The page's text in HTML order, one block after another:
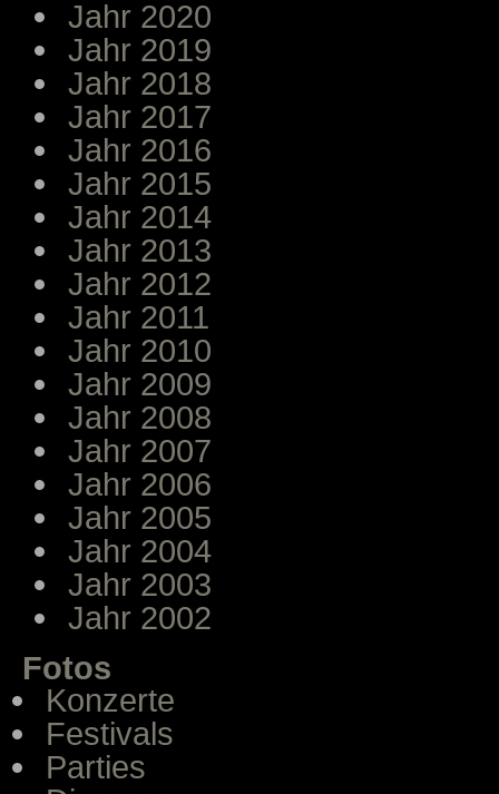
Jahr 2020
Jahr 2019
Jahr 2018
Jahr 2017
Jahr 2016
Jahr 2015
Jahr 2014
Jahr 2013
Jahr 2012
Jahr 2011
Jahr 2010
Jahr 2009
Jahr 2008
Jahr 2007
Jahr 2006
Jahr 2005
Jahr 2004
Jahr 2003
Jahr 2002
Fotos
Konzerte
Festivals
Parties